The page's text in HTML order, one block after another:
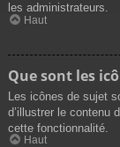
les administrateurs.
Haut
Que sont les
Les icônes de sujet
d’illustrer le contenu
cette fonctionnalité.
Haut